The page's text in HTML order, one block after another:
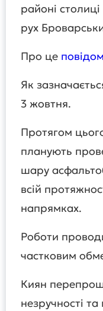
районі
рух
Про це
Як
3 жовтня.
Протягом
планують
шару
всій
напрямках.
Роботи
частковим
Киян
незручності